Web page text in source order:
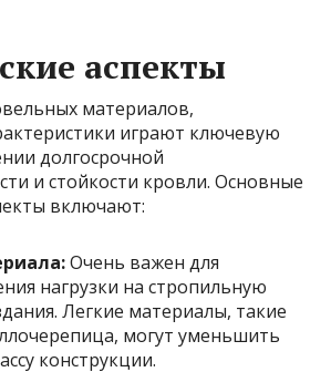
аспекты
материалов,
играют ключевую
долгосрочной
и стойкости кровли. Основные
включают:
Очень важен для
нагрузки на стропильную
Легкие материалы, такие
могут уменьшить
конструкции.